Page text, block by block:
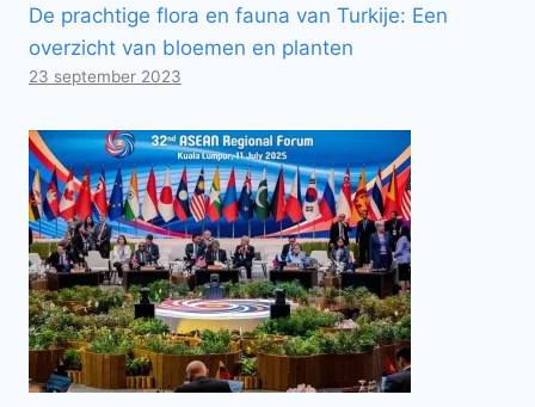
De prachtige flora en fauna van Turkije: Een
overzicht van bloemen en planten
23 september 2023